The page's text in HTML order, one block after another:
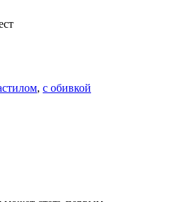
, с обивкой